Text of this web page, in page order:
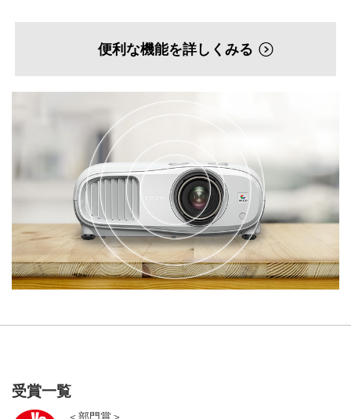
便利な機能を詳しくみる
受賞一覧